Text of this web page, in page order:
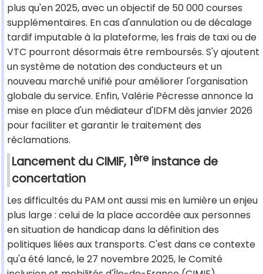
plus qu'en 2025, avec un objectif de 50 000 courses
supplémentaires. En cas d'annulation ou de décalage
tardif imputable à la plateforme, les frais de taxi ou de
VTC pourront désormais être remboursés. S'y ajoutent
un système de notation des conducteurs et un
nouveau marché unifié pour améliorer l'organisation
globale du service. Enfin, Valérie Pécresse annonce la
mise en place d'un médiateur d'IDFM dès janvier 2026
pour faciliter et garantir le traitement des
réclamations.
Lancement du CIMIF, 1èreinstance de
concertation
Les difficultés du PAM ont aussi mis en lumière un enjeu
plus large : celui de la place accordée aux personnes
en situation de handicap dans la définition des
politiques liées aux transports. C'est dans ce contexte
qu'a été lancé, le 27 novembre 2025, le Comité